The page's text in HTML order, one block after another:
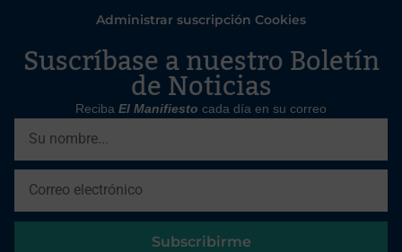
Administrar suscripción Cookies
Suscríbase a nuestro Boletín
de Noticias
Reciba El Manifiesto cada día en su correo
Subscribirme